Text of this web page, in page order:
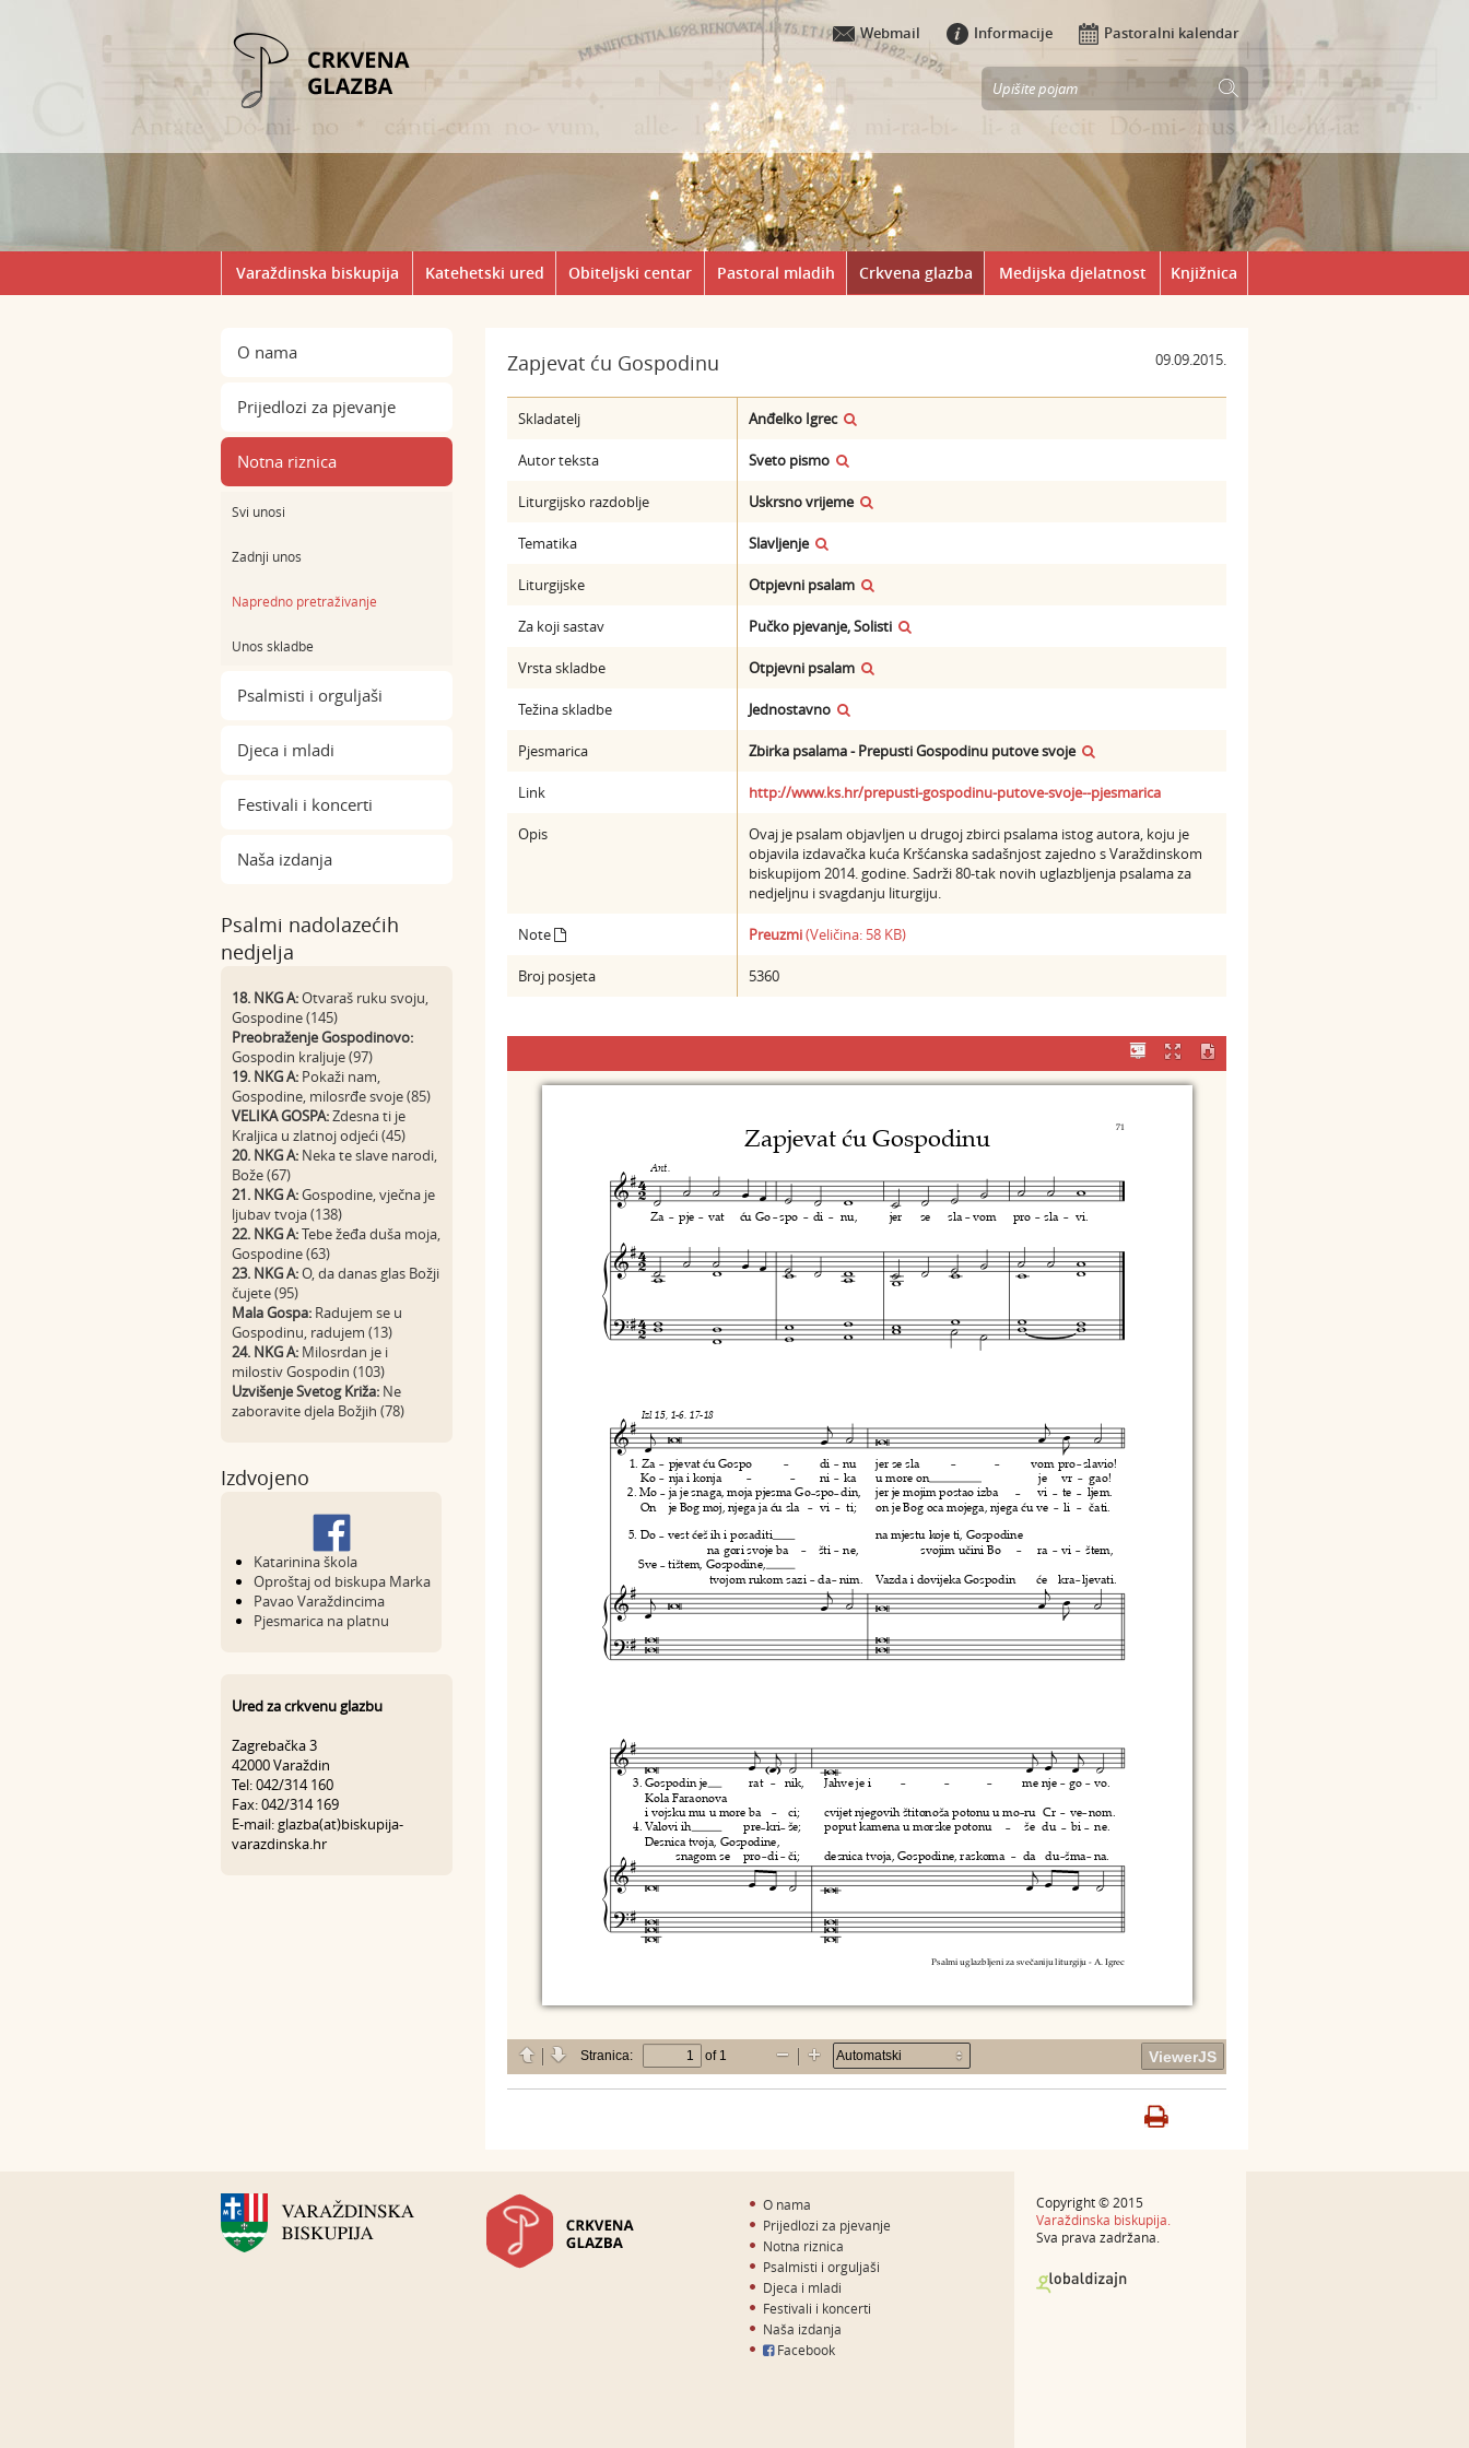
Webmail Informacije Pastoralni kalendar
Varaždinska biskupija Katehetski ured Obiteljski centar Pastoral mladih Crkvena glazba Medijska djelatnost Knjižnica
O nama
Prijedlozi za pjevanje
Notna riznica
Svi unosi
Zadnji unos
Napredno pretraživanje
Unos skladbe
Psalmisti i orguljaši
Djeca i mladi
Festivali i koncerti
Naša izdanja
Psalmi nadolazećih
nedjelja
18. NKG A:Otvaraš ruku svoju,
Gospodine (145)
Preobraženje Gospodinovo:
Gospodin kraljuje (97)
19. NKG A: Pokaži nam,
Gospodine, milosrđe svoje (85)
VELIKA GOSPA:Zdesna ti je
Kraljica u zlatnoj odjeći (45)
20. NKG A: Neka te slave narodi,
Bože (67)
21. NKG A:Gospodine, vječna je
ljubav tvoja (138)
22. NKG A:Tebe žeđa duša moja,
Gospodine (63)
23. NKG A:O, da danas glas Božji
čujete (95)
Mala Gospa: Radujem se u
Gospodinu, radujem (13)
24. NKG A: Milosrdan je i
milostiv Gospodin (103)
Uzvišenje Svetog Križa: Ne
zaboravite djela Božjih (78)
Izdvojeno
Katarinina škola
Oproštaj od biskupa Marka
Pavao Varaždincima
Pjesmarica na platnu
Ured za crkvenu glazbu
Zagrebačka 3
42000 Varaždin
Tel: 042/314 160
Fax: 042/314 169
E-mail: glazba(at)biskupija-
varazdinska.hr
Zapjevat ću Gospodinu 09.09.2015.
Skladatelj Anđelko Igrec
Autor teksta Sveto pismo
Liturgijsko razdoblje Uskrsno vrijeme
Tematika Slavljenje
Liturgijske Otpjevni psalam
Za koji sastav Pučko pjevanje, Solisti
Vrsta skladbe Otpjevni psalam
Težina skladbe Jednostavno
Pjesmarica Zbirka psalama - Prepusti Gospodinu putove svoje
Link http://www.ks.hr/prepusti-gospodinu-putove-svoje--pjesmarica
Opis
Ovaj je psalam objavljen u drugoj zbirci psalama istog autora, koju je
objavila izdavačka kuća Kršćanska sadašnjost zajedno s Varaždinskom
biskupijom 2014. godine. Sadrži 80-tak novih uglazbljenja psalama za
nedjeljnu i svagdanju liturgiju.
Note Preuzmi(Veličina: 58 KB)
Broj posjeta 5360
O nama
Prijedlozi za pjevanje
Notna riznica
Psalmisti i orguljaši
Djeca i mladi
Festivali i koncerti
Naša izdanja
Facebook
Copyright © 2015
Varaždinska biskupija.
Sva prava zadržana.